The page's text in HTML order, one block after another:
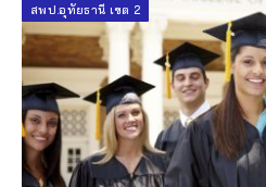
สพป.อุทัยธานี เขต 2